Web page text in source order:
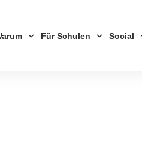
Für Schulen Social